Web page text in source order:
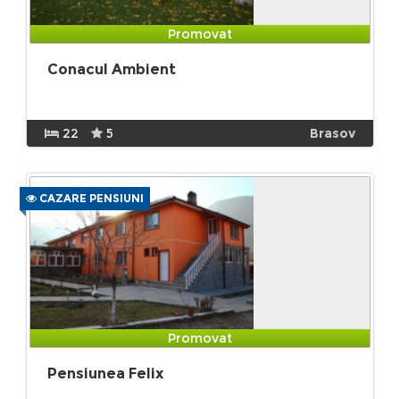
Promovat
Conacul Ambient
22 5 Brasov
CAZARE PENSIUNI
Promovat
Pensiunea Felix